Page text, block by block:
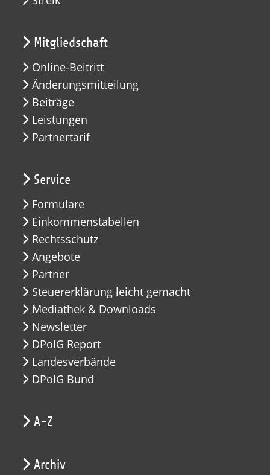
Mitgliedschaft
Online-Beitritt
Änderungsmitteilung
Beiträge
Leistungen
Partnertarif
Service
Formulare
Einkommenstabellen
Rechtsschutz
Angebote
Partner
Steuererklärung leicht gemacht
Mediathek & Downloads
Newsletter
DPolG Report
Landesverbände
DPolG Bund
A-Z
Archiv